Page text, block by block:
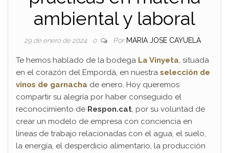
ambiental y laboral
29 de enero de 2024 0 Por MARIA JOSE CAYUELA
Te hemos hablado de la bodega La Vinyeta, situada
en el corazón del Empordà, en nuestra selección de
vinos de garnacha de enero. Hoy queremos
compartir su alegría por haber conseguido el
reconocimiento de Respon.cat, por su voluntad de
crear un modelo de empresa con conciencia en
líneas de trabajo relacionadas con el agua, el suelo,
la energía, el desperdicio alimentario, la producción